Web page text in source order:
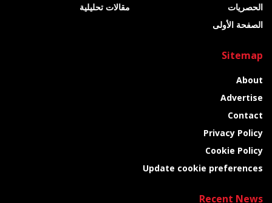
الحصريات
الصفحة الأولى
مقالات تحليلية
Sitemap
About
Advertise
Contact
Privacy Policy
Cookie Policy
Update cookie preferences
Recent News